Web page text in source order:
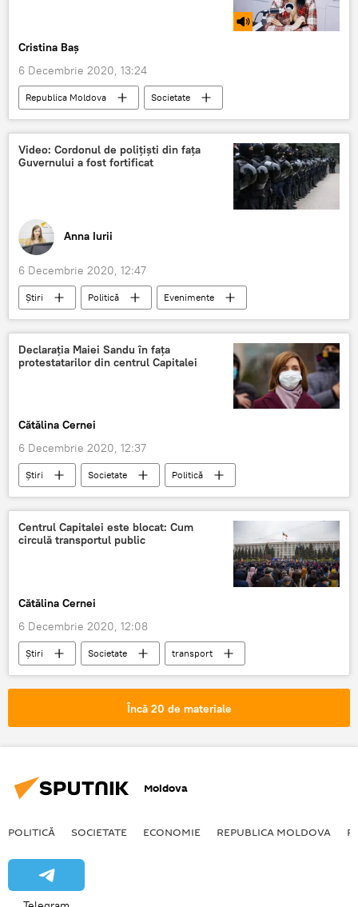
Cristina Baș
6 Decembrie 2020, 13:24
Republica Moldova
Societate
Podcasturi
Podcasturi
obiceiuri și tradiții
Video: Cordonul de polițiști din fața
Guvernului a fost fortificat
Anna Iurii
6 Decembrie 2020, 12:47
Știri Politică
Evenimente
protest
agricultori tractoare
Declarația Maiei Sandu în fața
protestatarilor din centrul Capitalei
Cătălina Cernei
6 Decembrie 2020, 12:37
Știri Societate
Politică
protest
chișinău Maia Sandu
Centrul Capitalei este blocat: Cum
circulă transportul public
Cătălina Cernei
6 Decembrie 2020, 12:08
Știri Societate
transport
protest
Străzi blocate străzi
Încă 20 de materiale
Moldova
POLITICĂ SOCIETATE ECONOMIE REPUBLICA MOLDOVA